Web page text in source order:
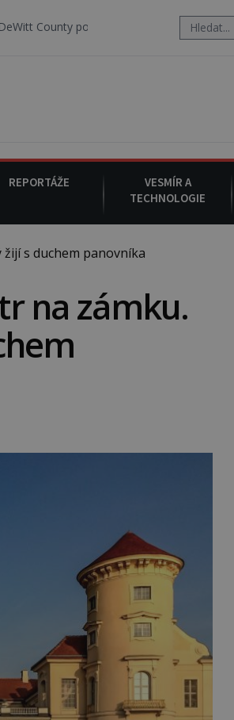
pořizuje video, na kterém před jeho
REPORTÁŽE
VESMÍR A
TECHNOLOGIE
s duchem panovníka
na zámku.